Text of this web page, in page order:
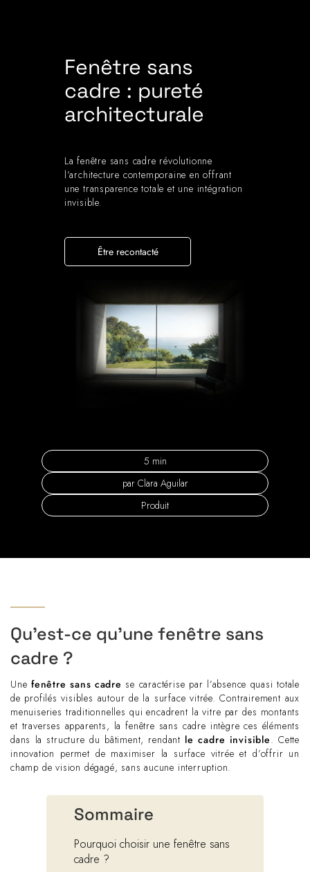
Fenêtre sans
cadre : pureté
architecturale
La fenêtre sans cadre révolutionne
l’architecture contemporaine en offrant
une transparence totale et une intégration
invisible.
Être recontacté
5 min
par Clara Aguilar
Produit
Qu’est-ce qu’une fenêtre sans
cadre ?
Une fenêtre sans cadre se caractérise par l’absence quasi totale
de profilés visibles autour de la surface vitrée. Contrairement aux
menuiseries traditionnelles qui encadrent la vitre par des montants
et traverses apparents, la fenêtre sans cadre intègre ces éléments
dans la structure du bâtiment, rendant le cadre invisible. Cette
innovation permet de maximiser la surface vitrée et d’offrir un
champ de vision dégagé, sans aucune interruption.
Sommaire
Pourquoi choisir une fenêtre sans
cadre ?